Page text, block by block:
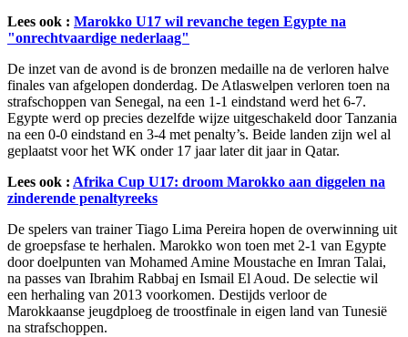
Lees ook : Marokko U17 wil revanche tegen Egypte na
"onrechtvaardige nederlaag"
De inzet van de avond is de bronzen medaille na de verloren halve
finales van afgelopen donderdag. De Atlaswelpen verloren toen na
strafschoppen van Senegal, na een 1-1 eindstand werd het 6-7.
Egypte werd op precies dezelfde wijze uitgeschakeld door Tanzania
na een 0-0 eindstand en 3-4 met penalty’s. Beide landen zijn wel al
geplaatst voor het WK onder 17 jaar later dit jaar in Qatar.
Lees ook : Afrika Cup U17: droom Marokko aan diggelen na
zinderende penaltyreeks
De spelers van trainer Tiago Lima Pereira hopen de overwinning uit
de groepsfase te herhalen. Marokko won toen met 2-1 van Egypte
door doelpunten van Mohamed Amine Moustache en Imran Talai,
na passes van Ibrahim Rabbaj en Ismail El Aoud. De selectie wil
een herhaling van 2013 voorkomen. Destijds verloor de
Marokkaanse jeugdploeg de troostfinale in eigen land van Tunesië
na strafschoppen.